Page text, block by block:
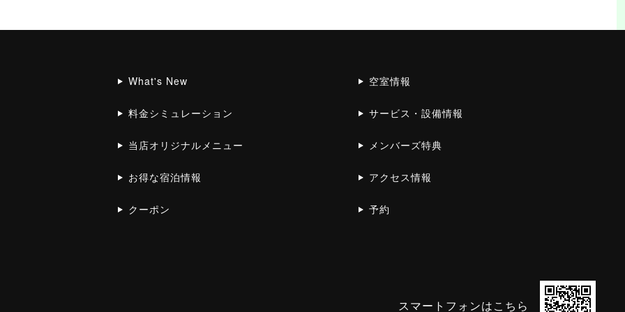
What's New 空室情報
料金シミュレーション サービス・設備情報
当店オリジナルメニュー メンバーズ特典
お得な宿泊情報 アクセス情報
クーポン 予約
スマートフォンはこちら